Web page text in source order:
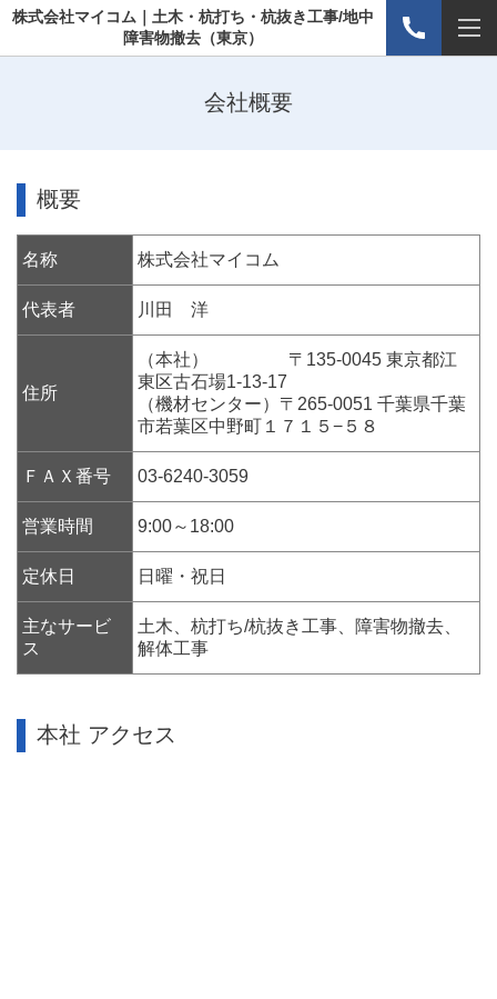
株式会社マイコム｜土木・杭打ち・杭抜き工事/地中
障害物撤去（東京）
会社概要
概要
名称 株式会社マイコム
代表者 川田 洋
住所
（本社） 〒135-0045 東京都江
東区古石場1-13-17
（機材センター） 〒265-0051 千葉県千葉
市若葉区中野町１７１５−５８
ＦＡＸ番号 03-6240-3059
営業時間 9:00～18:00
定休日 日曜・祝日
主なサービ
ス
土木、杭打ち/杭抜き工事、障害物撤去、
解体工事
本社 アクセス